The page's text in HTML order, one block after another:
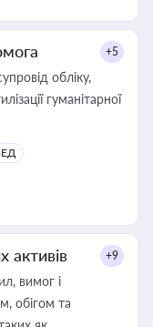
+5
обліку,
гуманітарної
активів +9
вимог і
обігом та